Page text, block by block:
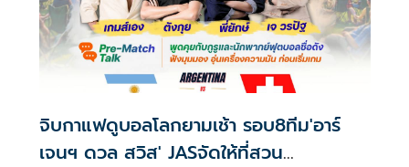
จิบกาแฟดูบอลโลกยามเช้า รอบ8ทีม'อาร์
เจนฯ ดวล สวิส' JASจัดให้ที่สวน